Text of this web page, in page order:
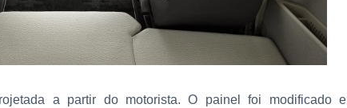
a partir do motorista. O painel foi modificado e